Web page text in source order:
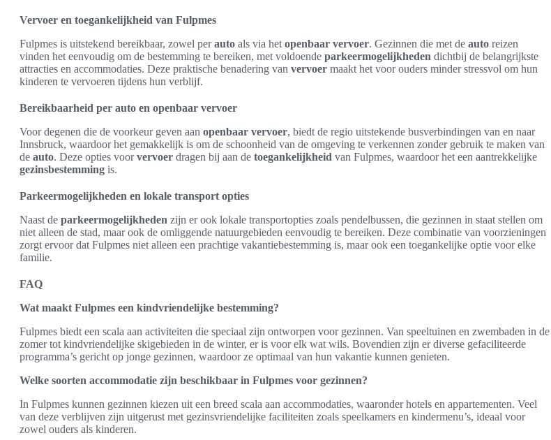
Vervoer en toegankelijkheid van Fulpmes
Fulpmes is uitstekend bereikbaar, zowel perauto als via het openbaar vervoer. Gezinnen die met de auto reizen
vinden het eenvoudig om de bestemming te bereiken, met voldoende parkeermogelijkheden dichtbij de belangrijkste
attracties en accommodaties. Deze praktische benadering van vervoer maakt het voor ouders minder stressvol om hun
kinderen te vervoeren tijdens hun verblijf.
Bereikbaarheid per auto en openbaar vervoer
Voor degenen die de voorkeur geven aan openbaar vervoer, biedt de regio uitstekende busverbindingen van en naar
Innsbruck, waardoor het gemakkelijk is om de schoonheid van de omgeving te verkennen zonder gebruik te maken van
de auto. Deze opties voorvervoer dragen bij aan de toegankelijkheid van Fulpmes, waardoor het een aantrekkelijke
gezinsbestemming is.
Parkeermogelijkheden en lokale transport opties
Naast de parkeermogelijkheden zijn er ook lokale transportopties zoals pendelbussen, die gezinnen in staat stellen om
niet alleen de stad, maar ook de omliggende natuurgebieden eenvoudig te bereiken. Deze combinatie van voorzieningen
zorgt ervoor dat Fulpmes niet alleen een prachtige vakantiebestemming is, maar ook een toegankelijke optie voor elke
familie.
FAQ
Wat maakt Fulpmes een kindvriendelijke bestemming?
Fulpmes biedt een scala aan activiteiten die speciaal zijn ontworpen voor gezinnen. Van speeltuinen en zwembaden in de
zomer tot kindvriendelijke skigebieden in de winter, er is voor elk wat wils. Bovendien zijn er diverse gefaciliteerde
programma’s gericht op jonge gezinnen, waardoor ze optimaal van hun vakantie kunnen genieten.
Welke soorten accommodatie zijn beschikbaar in Fulpmes voor gezinnen?
In Fulpmes kunnen gezinnen kiezen uit een breed scala aan accommodaties, waaronder hotels en appartementen. Veel
van deze verblijven zijn uitgerust met gezinsvriendelijke faciliteiten zoals speelkamers en kindermenu’s, ideaal voor
zowel ouders als kinderen.